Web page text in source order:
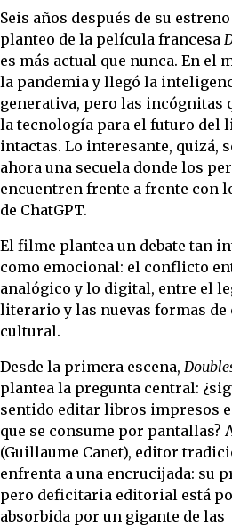
Seis años después de su estreno
planteo de la película francesa
es más actual que nunca. En el
la pandemia y llegó la
generativa, pero las incógnitas
la tecnología para el futuro del
intactas. Lo interesante, quizá,
ahora una secuela donde los
encuentren frente a frente con
de ChatGPT.
El filme plantea un debate tan
como emocional: el conflicto
analógico y lo digital, entre el
literario y las nuevas formas de
cultural.
Desde la primera escena,
plantea la pregunta central:
sentido editar libros impresos
que se consume por pantallas?
(Guillaume Canet), editor
enfrenta a una encrucijada: su
pero deficitaria editorial está
absorbida por un gigante de las